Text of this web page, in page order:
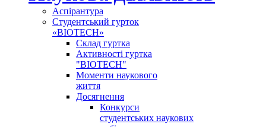
Аспірантура
Студентський гурток
«BIOTECH»
Склад гуртка
Активності гуртка
"BIOTECH"
Моменти наукового
життя
Досягнення
Конкурси
студентських наукових